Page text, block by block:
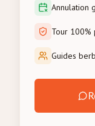
Annulation
Tour 100%
Guides